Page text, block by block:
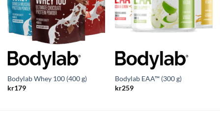
Bodylab Whey 100 (400 g)
kr179
Bodylab EAA™ (300 g)
kr259